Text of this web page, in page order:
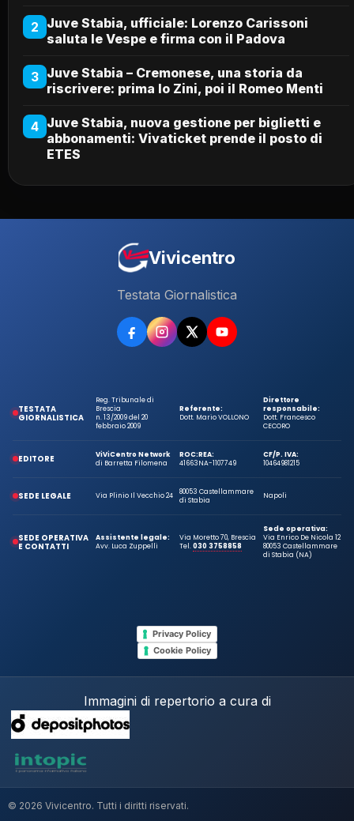
2 Juve Stabia, ufficiale: Lorenzo Carissoni
saluta le Vespe e firma con il Padova
3 Juve Stabia – Cremonese, una storia da
riscrivere: prima lo Zini, poi il Romeo Menti
4 Juve Stabia, nuova gestione per biglietti e
abbonamenti: Vivaticket prende il posto di
ETES
Vivicentro
Testata Giornalistica
TESTATA
GIORNALISTICA
Reg. Tribunale di
Brescia
n. 13/2009 del 20
febbraio 2009
Referente:
Dott. Mario VOLLONO
Direttore
responsabile:
Dott. Francesco
CECORO
EDITORE
ViViCentro Network
di Barretta Filomena
ROC:
41663
REA:
NA-1107749
CF/P. IVA:
10464981215
SEDE LEGALE Via Plinio Il Vecchio 24
80053 Castellammare
di Stabia
Napoli
SEDE OPERATIVA
E CONTATTI
Assistente legale:
Avv. Luca Zuppelli
Via Moretto 70, Brescia
Tel.030 3758858
Sede operativa:
Via Enrico De Nicola 12
80053 Castellammare
di Stabia (NA)
Privacy Policy
Cookie Policy
Immagini di repertorio a cura di
© 2026 Vivicentro. Tutti i diritti riservati.